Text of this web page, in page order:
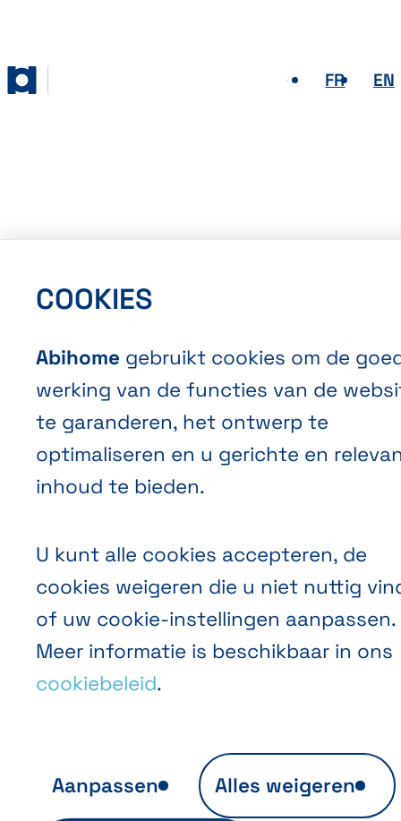
Abihome NL FR EN
COOKIES
Abihome gebruikt cookies om de
werking van de functies van de
te garanderen, het ontwerp te
optimaliseren en u gerichte en
inhoud te bieden.
U kunt alle cookies accepteren, de
cookies weigeren die u niet nuttig
of uw cookie-instellingen aanpassen.
Meer informatie is beschikbaar in ons
cookiebeleid.
Anonieme publieksanalyse
Aanpassen Alles weigeren